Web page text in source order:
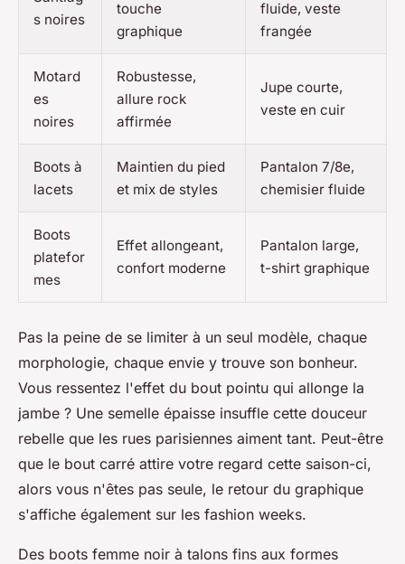
s noires
touche
graphique
fluide, veste
frangée
Motard
es
noires
Robustesse,
allure rock
affirmée
Jupe courte,
veste en cuir
Boots à
lacets
Maintien du pied
et mix de styles
Pantalon 7/8e,
chemisier fluide
Boots
platefor
mes
Effet allongeant,
confort moderne
Pantalon large,
t-shirt graphique
Pas la peine de se limiter à un seul modèle, chaque
morphologie, chaque envie y trouve son bonheur.
Vous ressentez l'effet du bout pointu qui allonge la
jambe ? Une semelle épaisse insuffle cette douceur
rebelle que les rues parisiennes aiment tant. Peut-être
que le bout carré attire votre regard cette saison-ci,
alors vous n'êtes pas seule, le retour du graphique
s'affiche également sur les fashion weeks.
Des boots femme noir à talons fins aux formes